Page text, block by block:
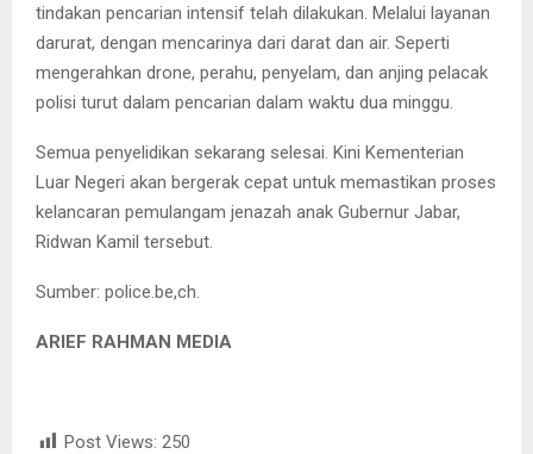
tindakan pencarian intensif telah dilakukan. Melalui layanan
darurat, dengan mencarinya dari darat dan air. Seperti
mengerahkan drone, perahu, penyelam, dan anjing pelacak
polisi turut dalam pencarian dalam waktu dua minggu.
Semua penyelidikan sekarang selesai. Kini Kementerian
Luar Negeri akan bergerak cepat untuk memastikan proses
kelancaran pemulangam jenazah anak Gubernur Jabar,
Ridwan Kamil tersebut.
Sumber: police.be,ch.
ARIEF RAHMAN MEDIA
Post Views: 250